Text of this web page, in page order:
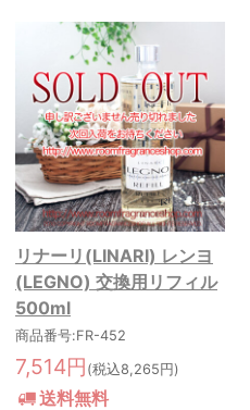
リナーリ(LINARI) レンヨ
(LEGNO) 交換用リフィル
500ml
商品番号:FR-452
7,514円 (税込8,265円)
送料無料